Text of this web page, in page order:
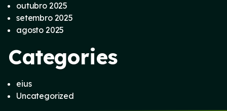
outubro 2025
setembro 2025
agosto 2025
Categories
eius
Uncategorized